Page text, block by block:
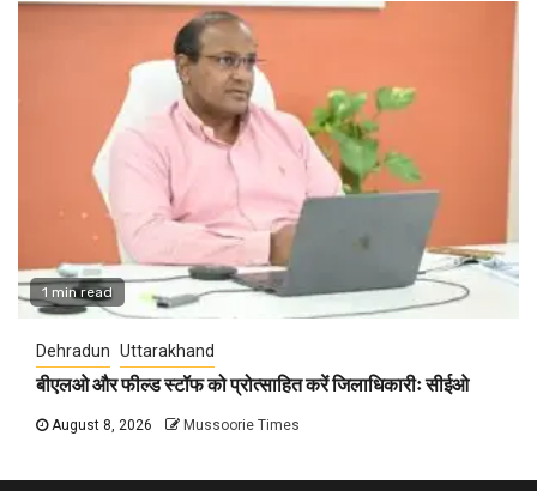
1 min read
Dehradun Uttarakhand
बीएलओ और फील्ड स्टॉफ को प्रोत्साहित करें जिलाधिकारीः सीईओ
August 8, 2026 Mussoorie Times